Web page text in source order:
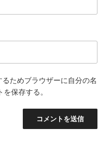
ためブラウザーに自分の名
保存する。